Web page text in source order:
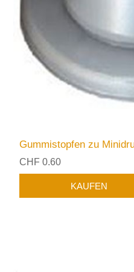
Gummistopfen zu
CHF 0.60